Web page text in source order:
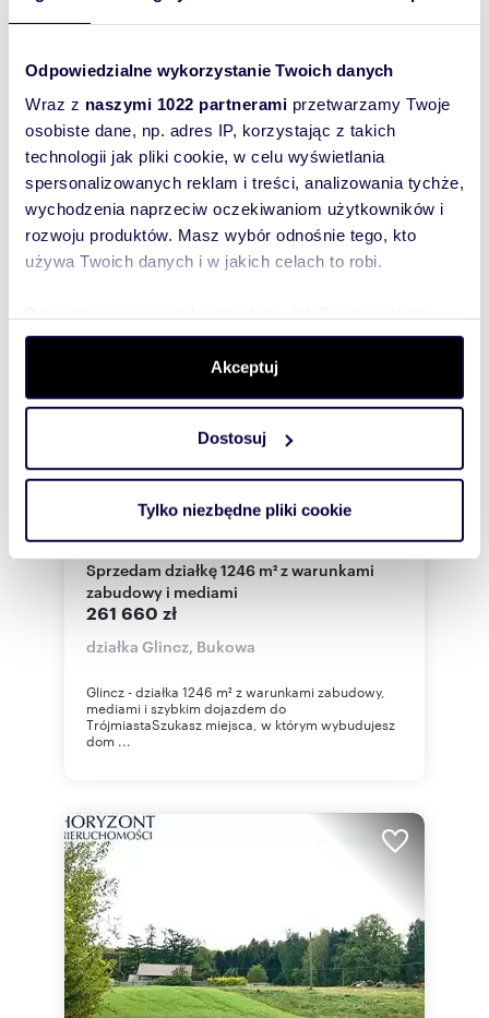
Odpowiedzialne wykorzystanie Twoich danych
Wraz z naszymi 1022 partnerami przetwarzamy Twoje
osobiste dane, np. adres IP, korzystając z takich
technologii jak pliki cookie, w celu wyświetlania
spersonalizowanych reklam i treści, analizowania tychże,
wychodzenia naprzeciw oczekiwaniom użytkowników i
rozwoju produktów. Masz wybór odnośnie tego, kto
używa Twoich danych i w jakich celach to robi.
dane są przetwarzane oraz ustaw własne preferencje w
. W Deklaracji plików cookie możesz
zmienić lub wycofać swoją zgodę w dowolnej chwili.
Wykorzystujemy pliki cookie do spersonalizowania treści
i reklam, aby oferować funkcje społecznościowe i
korzystasz z naszej witryny, udostępniamy partnerom
Partnerzy mogą połączyć te informacje z innymi danymi
otrzymanymi od Ciebie lub uzyskanymi podczas
Akceptuj
Dostosuj
Tylko niezbędne pliki cookie
działka Glincz, Sosnowa
Miejsce w doskonałej lokalizacji z szybkim
Działka nr 41/9 okręg 0012 Glincz, ul. ...
Sprzedam działkę 1246 m² z warunkami
zabudowy i mediami
261 660 zł
działka Glincz, Bukowa
Glincz - działka 1246 m² z warunkami zabudowy,
mediami i szybkim dojazdem do
TrójmiastaSzukasz miejsca, w którym wybudujesz
dom ...